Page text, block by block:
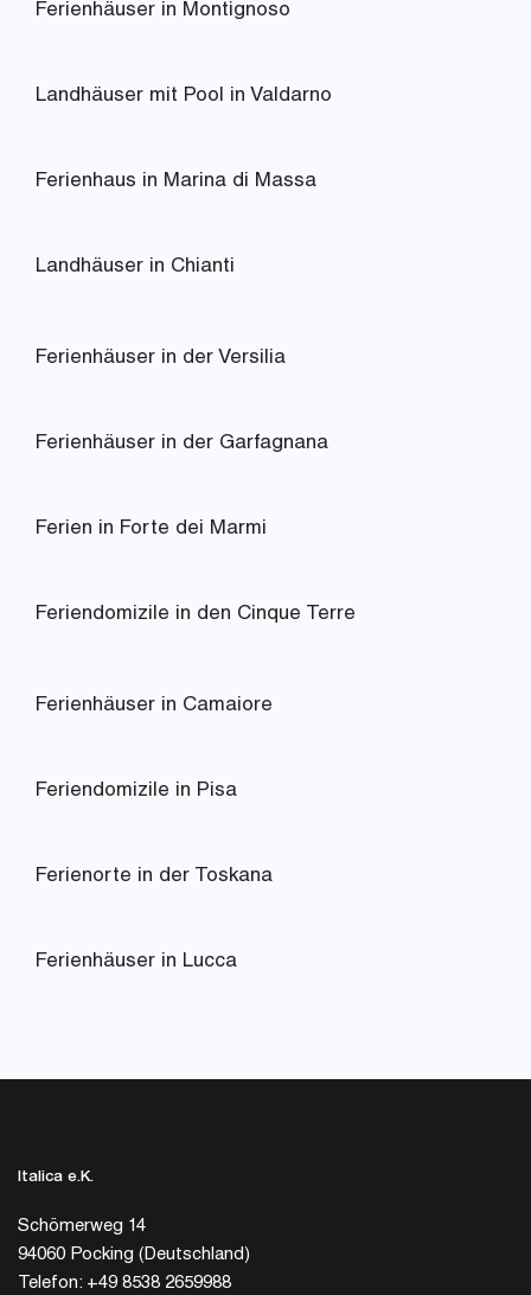
Ferienhäuser in Montignoso
Landhäuser mit Pool in Valdarno
Ferienhaus in Marina di Massa
Landhäuser in Chianti
Ferienhäuser in der Versilia
Ferienhäuser in der Garfagnana
Ferien in Forte dei Marmi
Feriendomizile in den Cinque Terre
Ferienhäuser in Camaiore
Feriendomizile in Pisa
Ferienorte in der Toskana
Ferienhäuser in Lucca
Italica e.K.
Schömerweg 14
94060 Pocking (Deutschland)
Telefon: +49 8538 2659988